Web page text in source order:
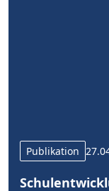
Publikation